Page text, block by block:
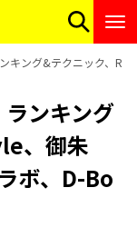
キング&テクニック、
ンキング
、御朱
ボ、D-Bo